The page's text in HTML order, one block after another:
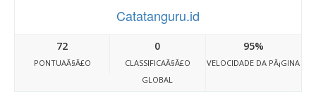
Catatanguru.id
72
PONTUAÃ§Ã£O
0
CLASSIFICAÃ§Ã£O
GLOBAL
95%
VELOCIDADE DA PÃ¡GINA